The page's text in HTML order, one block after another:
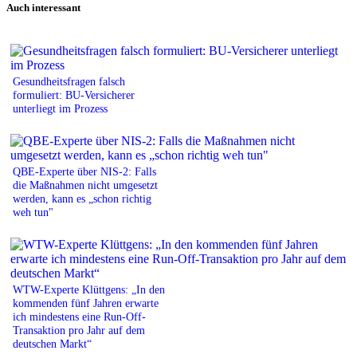
Auch interessant
Gesundheitsfragen falsch
formuliert: BU-Versicherer
unterliegt im Prozess
QBE-Experte über NIS-2: Falls
die Maßnahmen nicht umgesetzt
werden, kann es „schon richtig
weh tun"
WTW-Experte Klüttgens: „In den
kommenden fünf Jahren erwarte
ich mindestens eine Run-Off-
Transaktion pro Jahr auf dem
deutschen Markt“